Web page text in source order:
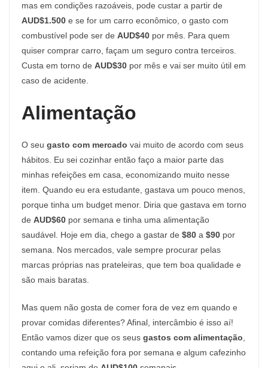
mas em condições razoáveis, pode custar a partir de
AUD$1.500 e se for um carro econômico, o gasto com
combustível pode ser de AUD$40 por mês. Para quem
quiser comprar carro, façam um seguro contra terceiros.
Custa em torno de AUD$30 por mês e vai ser muito útil em
caso de acidente.
Alimentação
O seu gasto com mercado vai muito de acordo com seus
hábitos. Eu sei cozinhar então faço a maior parte das
minhas refeições em casa, economizando muito nesse
item. Quando eu era estudante, gastava um pouco menos,
porque tinha um budget menor. Diria que gastava em torno
de AUD$60 por semana e tinha uma alimentação
saudável. Hoje em dia, chego a gastar de $80 a $90 por
semana. Nos mercados, vale sempre procurar pelas
marcas próprias nas prateleiras, que tem boa qualidade e
são mais baratas.
Mas quem não gosta de comer fora de vez em quando e
provar comidas diferentes? Afinal, intercâmbio é isso aí!
Então vamos dizer que os seus gastos com alimentação,
contando uma refeição fora por semana e algum cafezinho